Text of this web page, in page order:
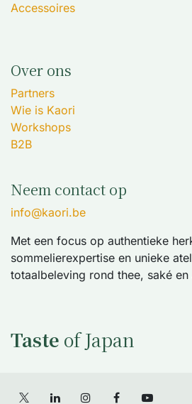
Accessoires
Over ons
Partners
Wie is Kaori
Workshops
B2B
Neem contact op
info@kaori.be
Met een focus op authentieke
sommelierexpertise en unieke
totaalbeleving rond thee, saké en
Taste of Japan